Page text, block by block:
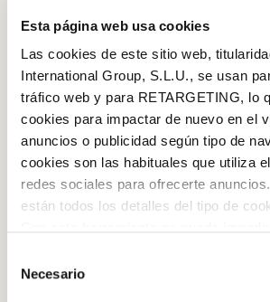
Esta página web usa cookies
Las cookies de este sitio web,
International Group, S.L.U., se usan
tráfico web y para RETARGETING, lo
cookies para impactar de nuevo en el
anuncios o publicidad según tipo de
cookies son las habituales que utiliza
redes sociales para ofrecerte
están todos los detalles del tipo de
la web aparece cómo evitar las
Si se desea ver otra vez esta
Necesario
CLASSIC OLIVOVÝ OLEJ